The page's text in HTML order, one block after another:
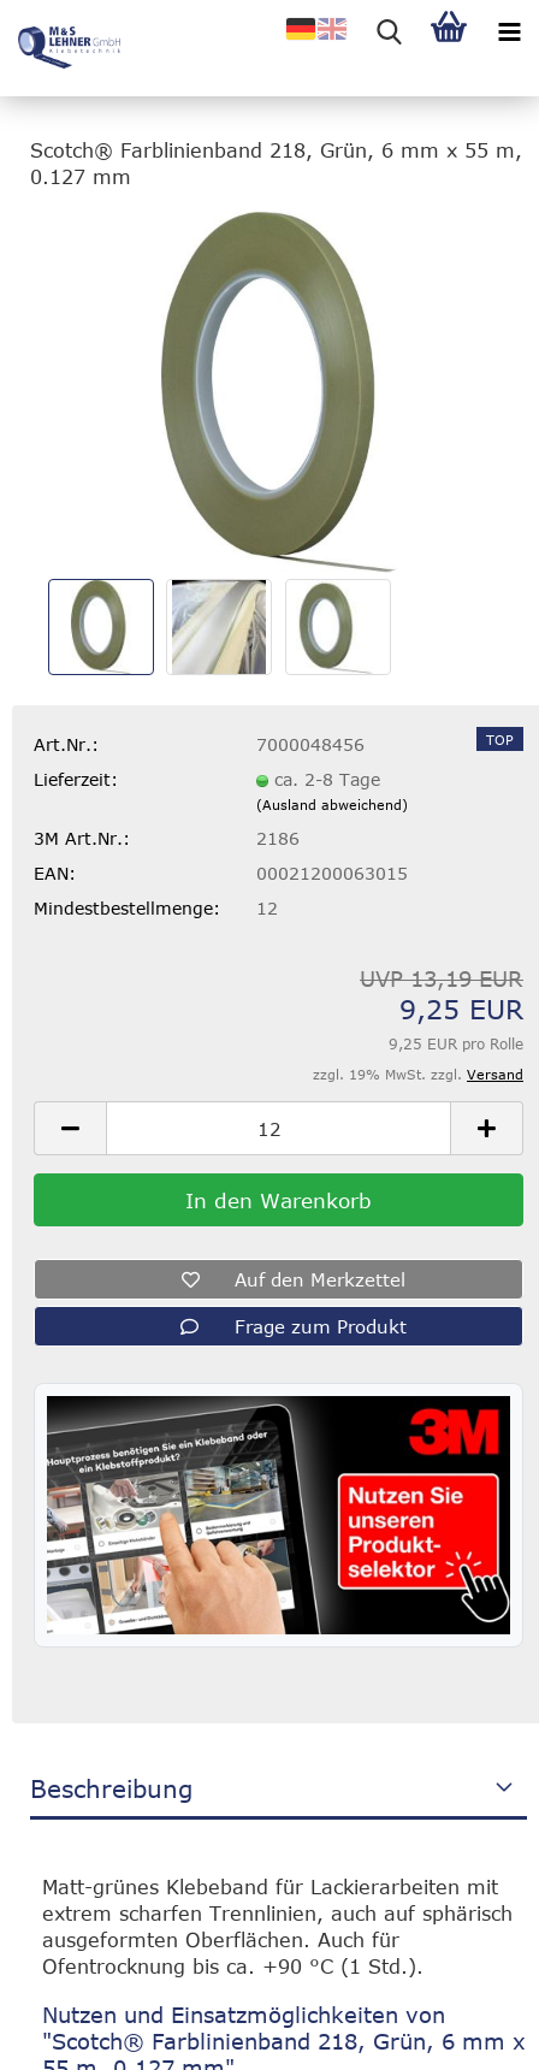
Scotch® Farblinienband 218, Grün, 6 mm x 55 m,
0.127 mm
TOP
Art.Nr.:
7000048456
Lieferzeit:
ca. 2-8 Tage
(Ausland abweichend)
3M Art.Nr.:
2186
EAN:
00021200063015
Mindestbestellmenge:
12
UVP 13,19 EUR
9,25 EUR
9,25 EUR pro Rolle
zzgl. 19% MwSt. zzgl. Versand
Auf den Merkzettel
Frage zum Produkt
Beschreibung
Matt-grünes Klebeband für Lackierarbeiten mit
extrem scharfen Trennlinien, auch auf sphärisch
ausgeformten Oberflächen. Auch für
Ofentrocknung bis ca. +90 °C (1 Std.).
Nutzen und Einsatzmöglichkeiten von
"Scotch® Farblinienband 218, Grün, 6 mm x